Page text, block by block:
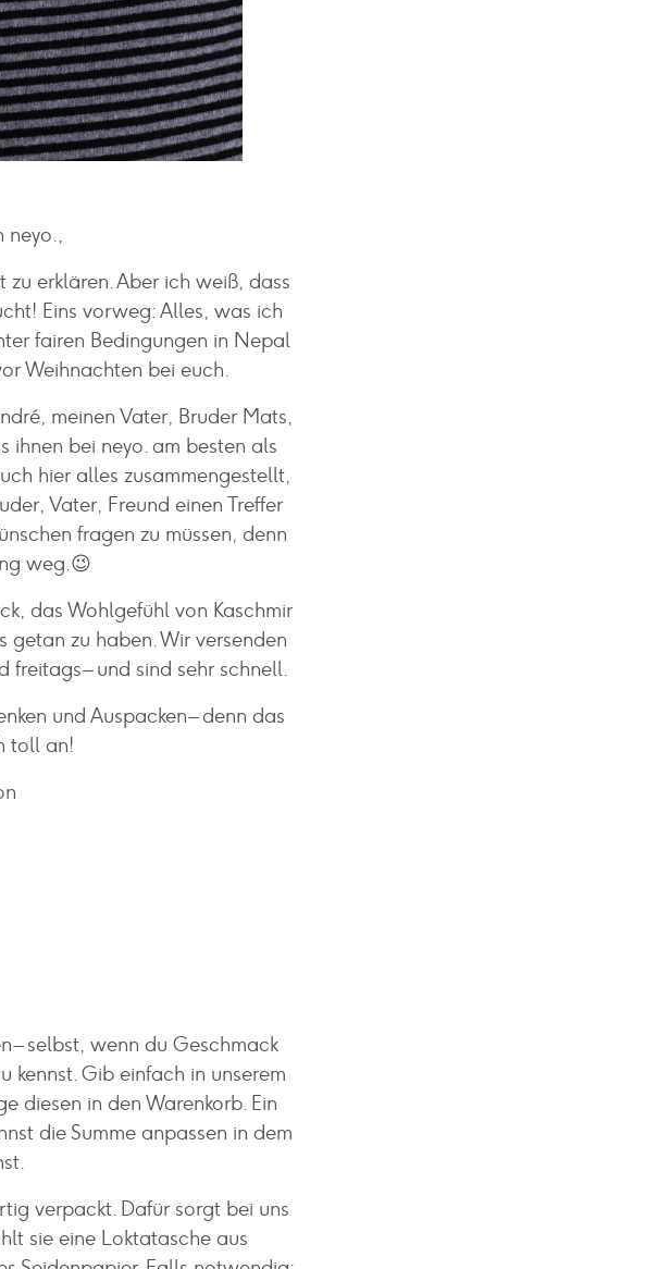
neyo.,
erklären. Aber ich weiß, dass
Eins vorweg: Alles, was ich
fairen Bedingungen in Nepal
Weihnachten bei euch.
meinen Vater, Bruder Mats,
ihnen bei neyo. am besten als
hier alles zusammengestellt,
Vater, Freund einen Treffer
fragen zu müssen, denn
weg.😉
das Wohlgefühl von Kaschmir
zu haben. Wir versenden
freitags – und sind sehr schnell.
und Auspacken – denn das
toll an!
– selbst, wenn du Geschmack
kennst. Gib einfach in unserem
diesen in den Warenkorb. Ein
die Summe anpassen in dem
verpackt. Dafür sorgt bei uns
sie eine Loktatasche aus